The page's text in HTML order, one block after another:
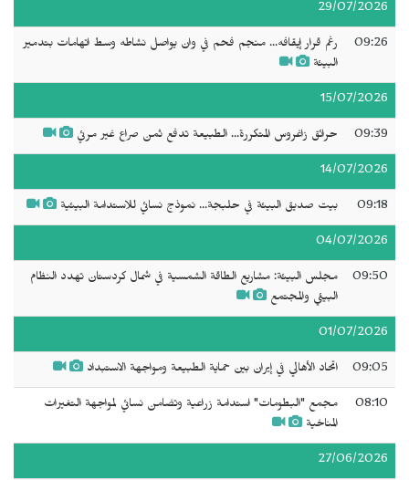
29/07/2026
09:26
رغم قرار إيقافه... منجم فحم في وان يواصل نشاطه وسط اتهامات بتدمير
البيئة
15/07/2026
09:39 حرائق زاغروس المتكررة... الطبيعة تدفع ثمن صراع غير مرئي
14/07/2026
09:18 بيت صديق البيئة في حلبجة... نموذج نسائي للاستدامة البيئية
04/07/2026
09:50
مجلس البيئة: مشاريع الطاقة الشمسية في شمال كردستان تهدد النظام
البيئي والمجتمع
01/07/2026
09:05 اتحاد الأهالي في إيران بين حماية الطبيعة ومواجهة الاستبداد
08:10
مجمع "البطومات" استدامة زراعية وتضامن نسائي لمواجهة التغيرات
المناخية
27/06/2026